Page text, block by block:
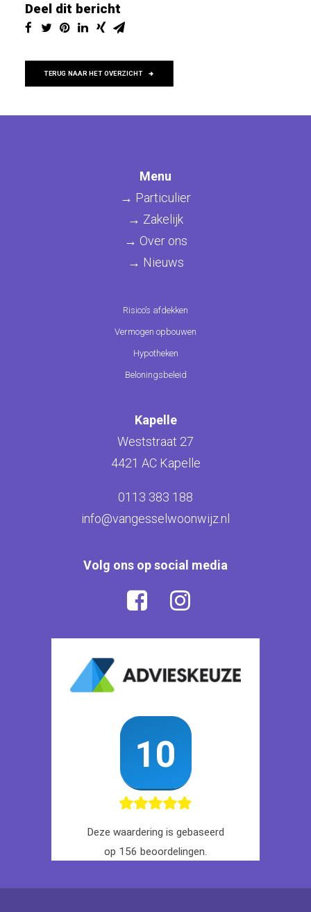
Deel dit bericht
TERUG NAAR HET OVERZICHT
Menu
→ Particulier
→ Zakelijk
→ Over ons
→ Nieuws
Risico’s afdekken
Vermogen opbouwen
Hypotheken
Beloningsbeleid
Kapelle
Weststraat 27
4421 AC Kapelle
0113 383 188
info@vangesselwoonwijz.nl
Volg ons op social media